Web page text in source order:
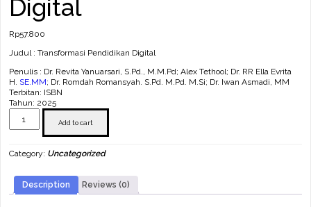
Digital
Rp57.800
Judul : Transformasi Pendidikan Digital
Penulis : Dr. Revita Yanuarsari, S.Pd., M.M.Pd; Alex Tethool; Dr. RR Ella Evrita
H. SE.MM; Dr. Romdah Romansyah. S.Pd. M.Pd. M.Si; Dr. Iwan Asmadi, MM
Terbitan: ISBN
Tahun: 2025
Transformasi
Pendidikan
Add to cart
Category: Uncategorized
Description Reviews (0)